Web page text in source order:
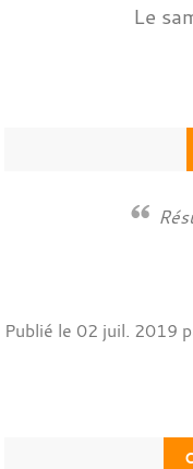
Le
Publié le 02 juil. 2019